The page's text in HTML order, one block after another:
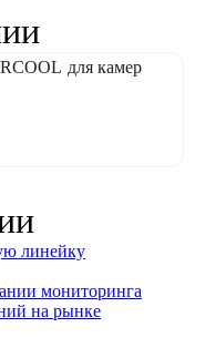
для камер
линейку
мониторинга
на рынке